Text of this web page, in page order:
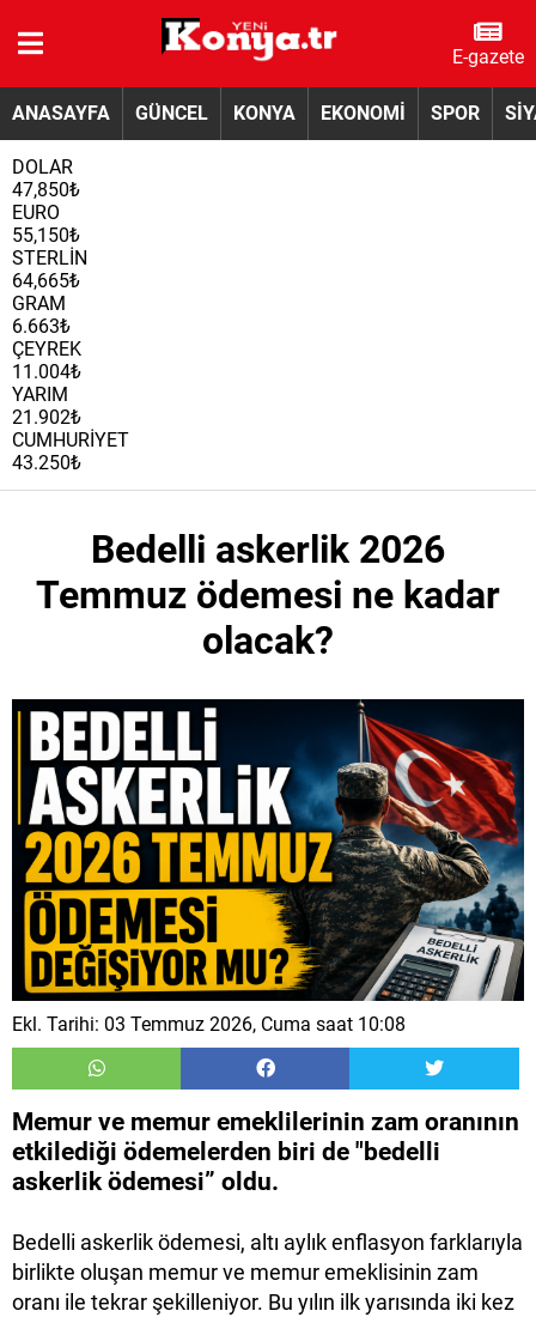
E-gazete
ANASAYFA GÜNCEL KONYA EKONOMİ SPOR
DOLAR
47,850₺
EURO
55,150₺
STERLİN
64,665₺
GRAM
6.663₺
ÇEYREK
11.004₺
YARIM
21.902₺
CUMHURİYET
43.250₺
Bedelli askerlik 2026
Temmuz ödemesi ne kadar
olacak?
Ekl. Tarihi: 03 Temmuz 2026, Cuma saat 10:08
Memur ve memur emeklilerinin zam oranının
etkilediği ödemelerden biri de "bedelli
askerlik ödemesi” oldu.
Bedelli askerlik ödemesi, altı aylık enflasyon farklarıyla
birlikte oluşan memur ve memur emeklisinin zam
oranı ile tekrar şekilleniyor. Bu yılın ilk yarısında iki kez